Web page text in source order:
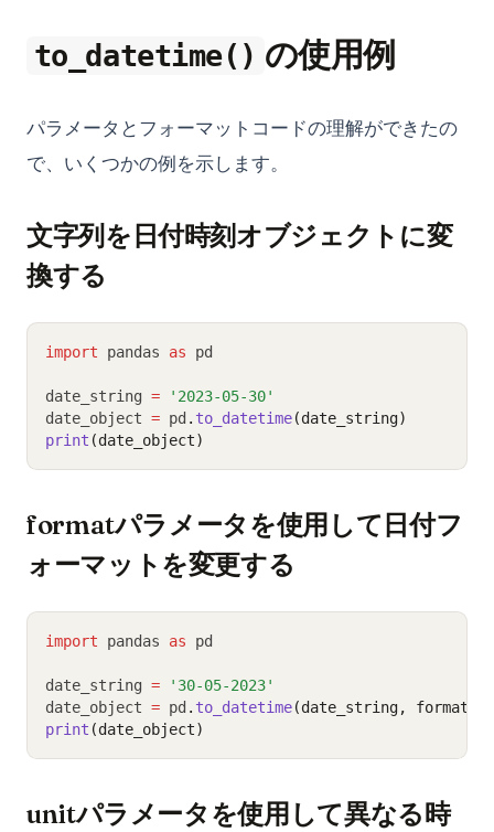
to_datetime() の使用例
パラメータとフォーマットコードの理解ができたの
で、いくつかの例を示します。
文字列を日付時刻オブジェクトに変
換する
import pandas as pd
date_string =
'2023-05-30'
date_object = pd . to_datetime(date_string)
print (date_object)
formatパラメータを使用して日付フ
ォーマットを変更する
import pandas as pd
date_string =
'30-05-2023'
date_object = pd . to_datetime(date_string, format
print (date_object)
unitパラメータを使用して異なる時